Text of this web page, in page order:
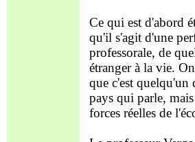
Ce qui est d'abord
qu'il s'agit d'une
professorale, de
étranger à la vie.
que c'est
pays qui parle,
forces réelles de